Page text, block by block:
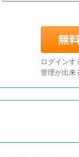
ログインす
管理が出来